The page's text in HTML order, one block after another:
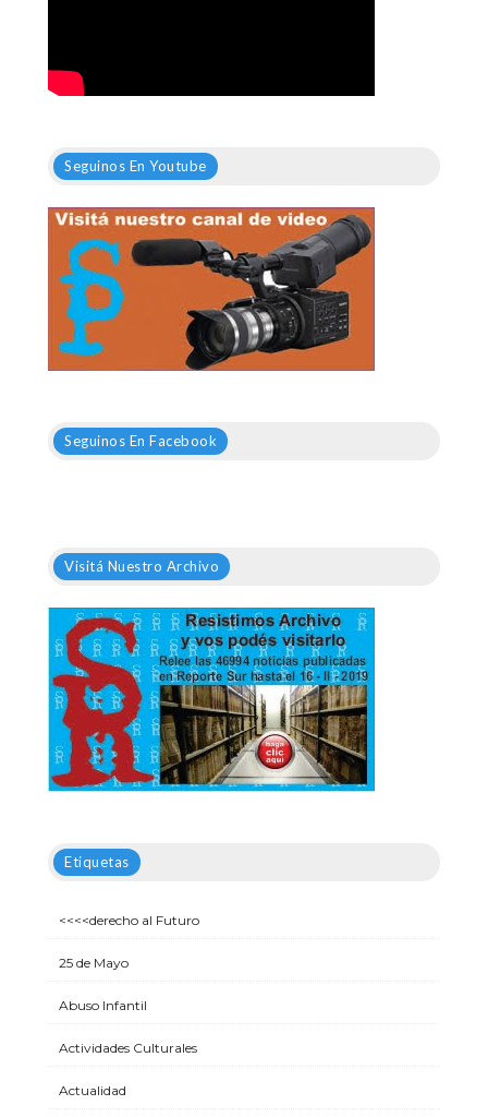
Seguinos En Youtube
Seguinos En Facebook
Visitá Nuestro Archivo
Etiquetas
<<<<derecho al Futuro
25 de Mayo
Abuso Infantil
Actividades Culturales
Actualidad